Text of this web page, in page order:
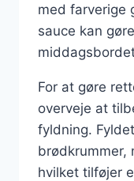
med farverige
sauce kan
For at gøre
overveje at
fyldning.
brødkrummer,
hvilket tilføjer